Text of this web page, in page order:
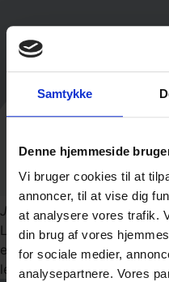
Samtykke
Denne hjemmeside
Vi bruger cookies til at
annoncer, til at vise dig
at analysere vores trafik.
din brug af vores
for sociale medier,
analysepartnere. Vores
John DoeCEO
Lorem ipsum dolor sit
elit tellus, luctus nec
leo.